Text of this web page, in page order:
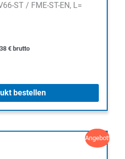
ST / FME-ST-EN, L=
€ brutto
bestellen
Angebot!